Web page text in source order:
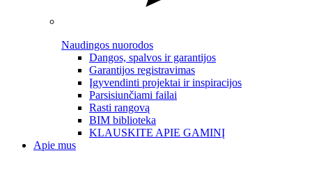
Naudingos nuorodos
Dangos, spalvos ir garantijos
Garantijos registravimas
Įgyvendinti projektai ir inspiracijos
Parsisiunčiami failai
Rasti rangovą
BIM biblioteka
KLAUSKITE APIE GAMINĮ
Apie mus